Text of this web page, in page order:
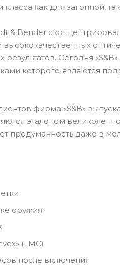
как для загонной,
& Bender
Сегодня
которого являются
фирма «S&B»
эталоном
продуманность даже в
оружия
(LMC)
после включения